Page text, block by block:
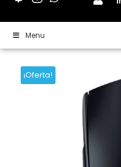
Menu
¡Oferta!